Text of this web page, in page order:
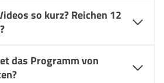
so kurz? Reichen 12
das Programm von